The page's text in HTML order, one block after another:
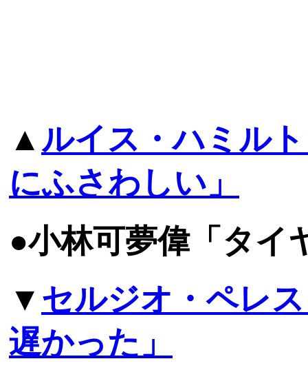
▲ ルイス・ハミル
にふさわしい」
●小林可夢偉「タイ
▼ セルジオ・ペレ
遅かった」